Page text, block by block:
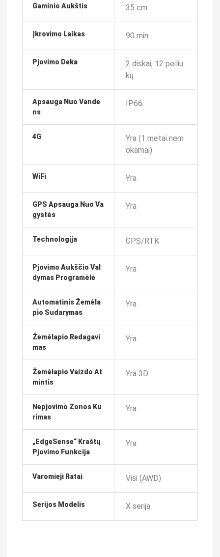
Gaminio Aukštis 35 cm
Įkrovimo Laikas 90 min
Pjovimo Deka
2 diskai, 12 peiliu
kų
Apsauga Nuo Vande
Ns
IP66
4G
Yra (1 metai nem
okamai)
WiFi Yra
GPS Apsauga Nuo Va
Gystės
Yra
Technologija GPS/RTK
Pjovimo Aukščio Val
Dymas Programėle
Yra
Automatinis Žemėla
Pio Sudarymas
Yra
Žemėlapio Redagavi
Mas
Yra
Žemėlapio Vaizdo At
Mintis
Yra 3D
Nepjovimo Zonos Kū
Rimas
Yra
„EdgeSense“ Kraštų
Pjovimo Funkcija
Yra
Varomieji Ratai Visi (AWD)
Serijos Modelis X serija